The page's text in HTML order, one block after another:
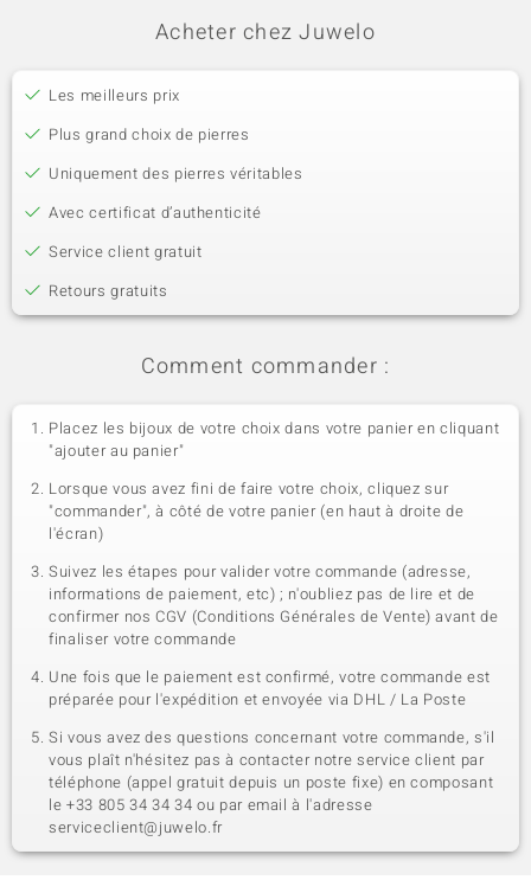
Acheter chez Juwelo
Les meilleurs prix
Plus grand choix de pierres
Uniquement des pierres véritables
Avec certificat d’authenticité
Service client gratuit
Retours gratuits
Comment commander :
Placez les bijoux de votre choix dans votre panier en cliquant
"ajouter au panier"
Lorsque vous avez fini de faire votre choix, cliquez sur
"commander", à côté de votre panier (en haut à droite de
l'écran)
Suivez les étapes pour valider votre commande (adresse,
informations de paiement, etc) ; n'oubliez pas de lire et de
confirmer nos CGV (Conditions Générales de Vente) avant de
finaliser votre commande
Une fois que le paiement est confirmé, votre commande est
préparée pour l'expédition et envoyée via DHL / La Poste
Si vous avez des questions concernant votre commande, s'il
vous plaît n'hésitez pas à contacter notre service client par
téléphone (appel gratuit depuis un poste fixe) en composant
le +33 805 34 34 34 ou par email à l'adresse
serviceclient@juwelo.fr